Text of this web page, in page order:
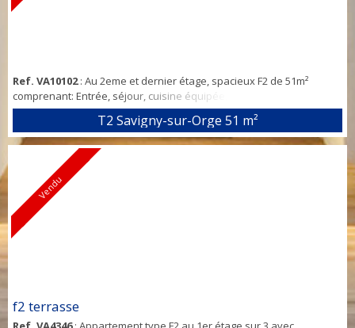
Ref. VA10102: Au 2eme et dernier étage, spacieux F2 de 51m²
comprenant: Entrée, séjour, cuisine équipée, chambre, wc et salle
d'eau. Cave, Parking extérieur. Petite copropriété de 12 lots à deux
pas de la gare RER C Libre de suite
T2 Savigny-sur-Orge 51 m²
Vendu
f2 terrasse